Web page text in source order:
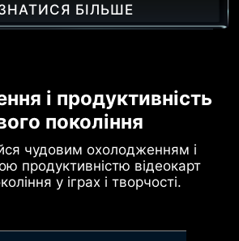
БІЛЬШЕ
і продуктивність
покоління
чудовим охолодженням і
продуктивністю відеокарт
у іграх і творчості.